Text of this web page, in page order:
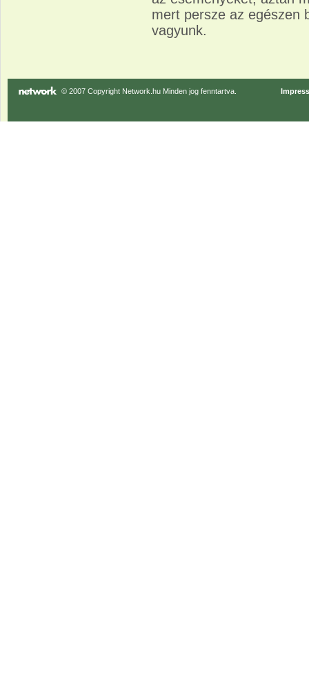
mert persze az egészen
vagyunk.
© 2007 Copyright Network.hu Minden jog fenntartva.